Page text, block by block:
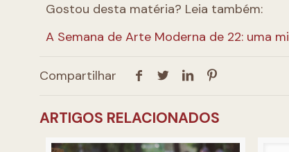
Gostou desta matéria? Leia também:
A Semana de Arte Moderna de 22: uma
Compartilhar
ARTIGOS RELACIONADOS